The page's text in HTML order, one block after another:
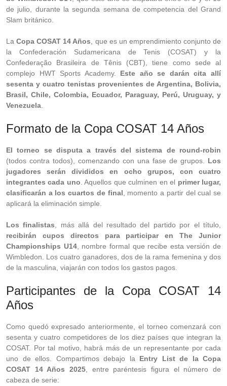
de julio, durante la segunda semana de competencia del Grand
Slam británico.
LaCopa COSAT 14 Años , que es un emprendimiento conjunto de
la Confederación Sudamericana de Tenis (COSAT) y la
Confederação Brasileira de Tênis (CBT), tiene como sede al
complejo HWT Sports Academy. Este año se darán cita allí
sesenta y cuatro tenistas provenientes de Argentina, Bolivia,
Brasil, Chile, Colombia, Ecuador, Paraguay, Perú, Uruguay, y
Venezuela
Formato de la Copa COSAT 14 Años
El torneo se disputa a través del sistema de round-robin
(todos contra todos), comenzando con una fase de grupos. Los
jugadores serán divididos en ocho grupos, con cuatro
integrantes cada uno . Aquellos que culminen en el primer lugar,
clasificarán a los cuartos de final , momento a partir del cual se
aplicará la eliminación simple.
Los finalistas , más allá del resultado del partido por el título,
recibirán cupos directos para participar en The Junior
Championships U14, nombre formal que recibe esta versión de
Wimbledon. Los cuatro ganadores, dos de la rama femenina y dos
de la masculina, viajarán con todos los gastos pagos.
Participantes de la Copa COSAT 14
Años
Como quedó expresado anteriormente, el torneo comenzará con
sesenta y cuatro competidores de los diez países que integran la
COSAT. Por tal motivo, habrá más de un representante por cada
uno de ellos. Compartimos debajo la Entry List de la Copa
COSAT 14 Años 2025 , entre paréntesis figura el número de
cabeza de serie: